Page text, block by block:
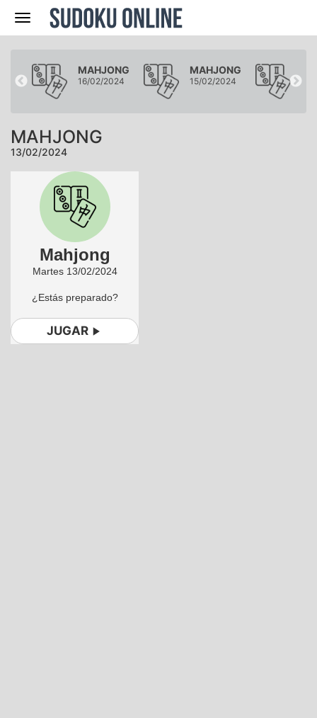
Navegación
MAHJONG
16/02/2024
MAHJONG
15/02/2024
MAHJONG
13/02/2024
Mahjong
Martes 13/02/2024
¿Estás preparado?
JUGAR